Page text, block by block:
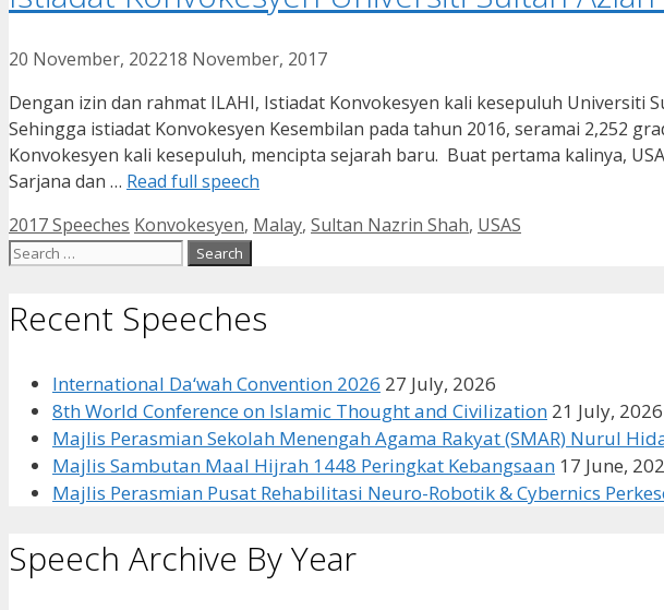
20 November, 202218 November, 2017
Dengan izin dan rahmat ILAHI, Istiadat Konvokesyen kali kesepuluh Universiti
Sehingga istiadat Konvokesyen Kesembilan pada tahun 2016, seramai 2,252
Konvokesyen kali kesepuluh, mencipta sejarah baru. Buat pertama kalinya,
Sarjana dan … Read full speech
Categories
2017 Speeches Tags
Konvokesyen, Malay, Sultan Nazrin Shah, USAS
Search
Recent Speeches
International Da‘wah Convention 2026 27 July, 2026
8th World Conference on Islamic Thought and Civilization 21 July, 2026
Majlis Perasmian Sekolah Menengah Agama Rakyat (SMAR) Nurul
Majlis Sambutan Maal Hijrah 1448 Peringkat Kebangsaan 17 June,
Majlis Perasmian Pusat Rehabilitasi Neuro-Robotik & Cybernics
Speech Archive By Year